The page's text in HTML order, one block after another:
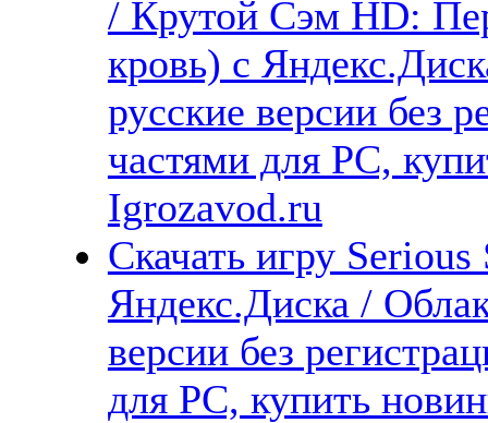
/ Крутой Сэм HD:
кровь) с
русские версии без
частями для PC,
Igrozavod.ru
Скачать игру
Яндекс.Диска /
версии без
для PC, купить